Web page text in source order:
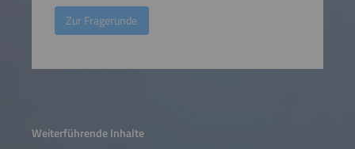
Zur Fragerunde
Weiterführende Inhalte